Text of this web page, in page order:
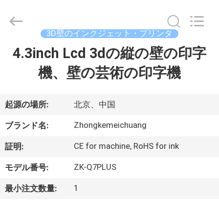
家
ロ
ダ
ク
ト
2025
Beijing
Zhongkemeichuang
Technology
3D壁のインクジェット・プリンタ
4.3inch Lcd 3dの縦の壁の印字
機、壁の芸術の印字機
起源の場所: 北京、中国
ブランド名: Zhongkemeichuang
証明: CE for machine, RoHS for ink
モデル番号: ZK-Q7PLUS
最小注文数量: 1